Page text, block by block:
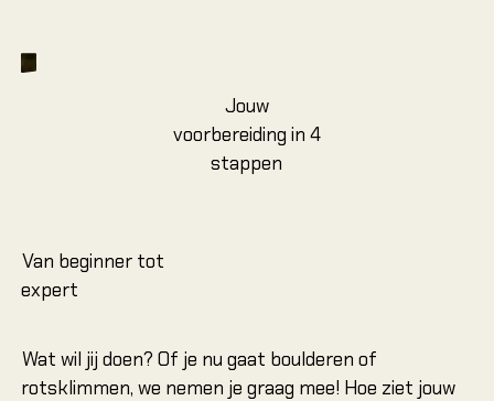
Jouw
voorbereiding in 4
stappen
Van beginner tot
expert
Wat wil jij doen? Of je nu gaat boulderen of
rotsklimmen, we nemen je graag mee! Hoe ziet jouw